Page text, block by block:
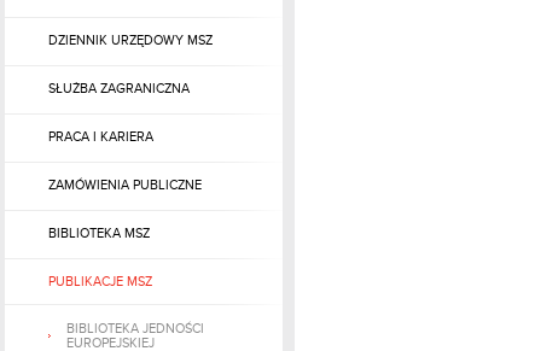
DZIENNIK URZĘDOWY MSZ
SŁUŻBA ZAGRANICZNA
PRACA I KARIERA
ZAMÓWIENIA PUBLICZNE
BIBLIOTEKA MSZ
PUBLIKACJE MSZ
BIBLIOTEKA JEDNOŚCI
EUROPEJSKIEJ